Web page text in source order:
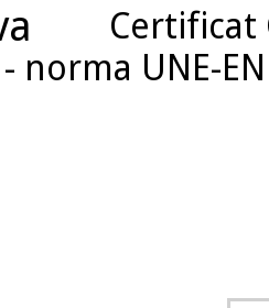
Certificat
norma UNE-